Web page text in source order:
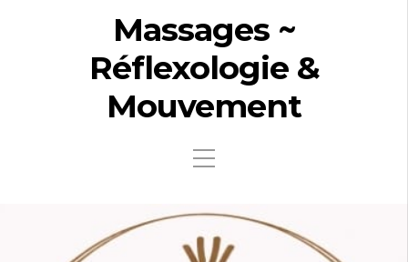
Massages ~
Réflexologie &
Mouvement